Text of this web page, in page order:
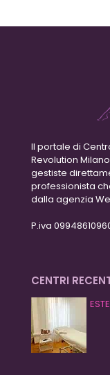
Il portale di
Revolution
gestiste
professionista
dalla agenzia
P.iva
CENTRI